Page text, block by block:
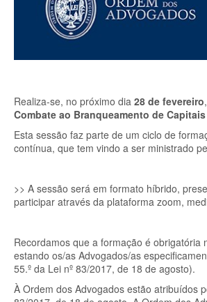
Realiza-se, no próximo dia 28 de fevereiro
Combate ao Branqueamento de
Esta sessão faz parte de um ciclo de
contínua, que tem vindo a ser ministrado
>> A sessão será em formato híbrido,
participar através da plataforma zoom,
Recordamos que a formação é obrigatória
estando os/as Advogados/as
55.º da Lei nº 83/2017, de 18 de agosto).
À Ordem dos Advogados estão atribuídos